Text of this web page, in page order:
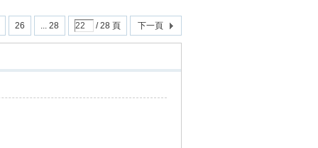
26 ... 28 / 28 頁 下一頁